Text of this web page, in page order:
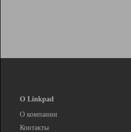
О Linkpad
О компании
Контакты